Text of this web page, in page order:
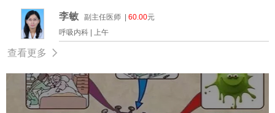
李敏 副主任医师 | 60.00元
呼吸内科 | 上午
查看更多
特色技术及简介